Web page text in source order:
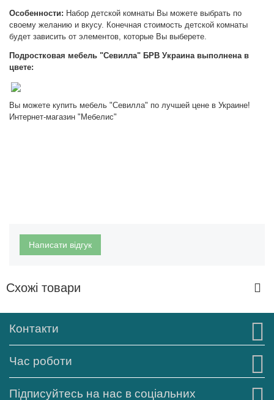
Особенности: Набор детской комнаты Вы можете выбрать по
своему желанию и вкусу. Конечная стоимость детской комнаты
будет зависить от элементов, которые Вы выберете.
Подростковая мебель "Севилла" БРВ Украина выполнена в
цвете:
Вы можете купить мебель "Севилла" по лучшей цене в Украине!
Интернет-магазин "Мебелис"
Написати відгук
Схожі товари
Контакти
Час роботи
Підписуйтесь на нас в соціальних